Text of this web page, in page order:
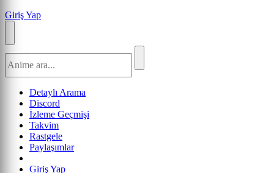
Giriş Yap
Detaylı Arama
Discord
İzleme Geçmişi
Takvim
Rastgele
Paylaşımlar
Giriş Yap